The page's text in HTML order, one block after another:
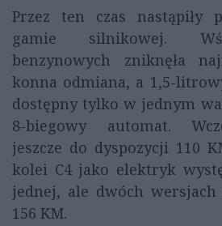
Przez ten czas nastąpiły
gamie silnikowej.
benzynowych zniknęła
konna odmiana, a 1,5-
dostępny tylko w jednym
8-biegowy automat.
jeszcze do dyspozycji 110
kolei C4 jako elektryk
jednej, ale dwóch
156 KM.